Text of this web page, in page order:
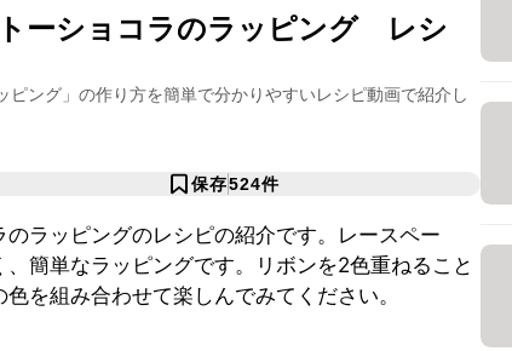
ーショコラのラッピングレシ
ピング 」の作り方を簡単で分かりやすいレシピ動画で紹介し
保存524件
ラッピングのレシピの紹介です。レースペー
簡単なラッピングです。リボンを2色重ねること
を組み合わせて楽しんでみてください。